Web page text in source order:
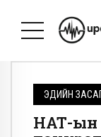
ЭДИЙН
НӨАТ-